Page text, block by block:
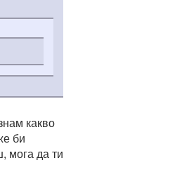
какво
би
мога да ти